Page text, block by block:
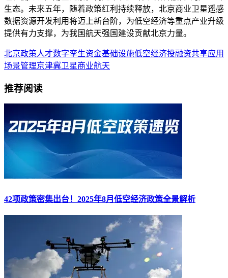
生态。未来五年，随着政策红利持续释放，北京商业卫星遥感
数据资源开发利用将迈上新台阶，为低空经济等重点产业升级
提供有力支撑，为我国航天强国建设贡献北京力量。
北京政策人才数字孪生资金基础设施低空经济投融资共享应用
场景管理京津冀卫星商业航天
推荐阅读
42项政策密集出台！2025年8月低空经济政策全景解析